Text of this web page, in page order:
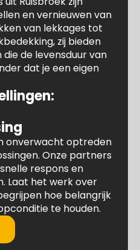
en vernieuwen van
van lekkages tot
zij bieden
de levensduur van
dat je een eigen
onverwacht optreden
Onze partners
respons en
Laat het werk over
hoe belangrijk
te houden.